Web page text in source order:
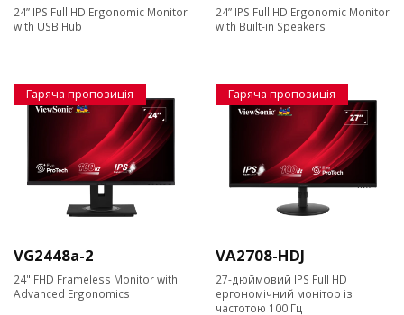
24” IPS Full HD Ergonomic Monitor
with USB Hub
24” IPS Full HD Ergonomic Monitor
with Built-in Speakers
Гаряча пропозиція
VG2448a-2
24" FHD Frameless Monitor with
Advanced Ergonomics
Гаряча пропозиція
VA2708-HDJ
27-дюймовий IPS Full HD
ергономічний монітор із
частотою 100 Гц